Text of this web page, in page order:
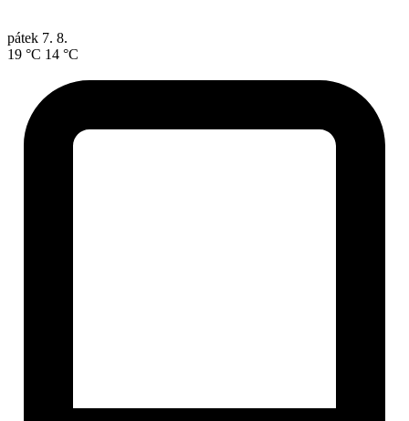
pátek 7. 8.
19 °C 14 °C